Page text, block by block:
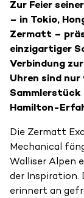
Zur Feier
– in Tokio,
Zermatt –
einzigartiger
Verbindung
Uhren sind
Sammlerstück
Hamilton-
Die Zermatt
Mechanical
Walliser Alpen
der
erinnert an